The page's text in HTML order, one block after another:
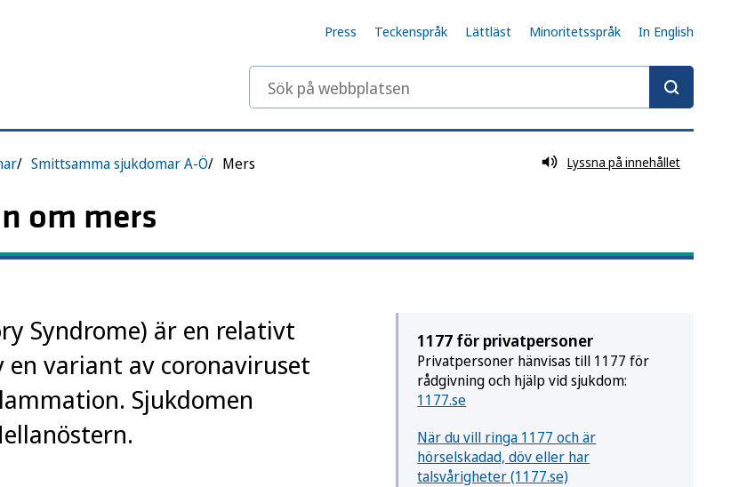
Press Teckenspråk Lättläst Minoritetsspråk In English
Sök på webbplatsen
Smittsamma sjukdomar A-Ö Mers Lyssna på innehållet
om mers
Syndrome) är en relativt
variant av coronaviruset
Sjukdomen
1177 för privatpersoner
Privatpersoner hänvisas till 1177 för
rådgivning och hjälp vid sjukdom:
1177.se
När du vill ringa 1177 och är
hörselskadad, döv eller har
talsvårigheter (1177.se)